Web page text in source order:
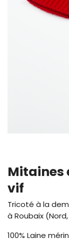
Mitaines
vif
Tricoté à la
à Roubaix
100% Laine